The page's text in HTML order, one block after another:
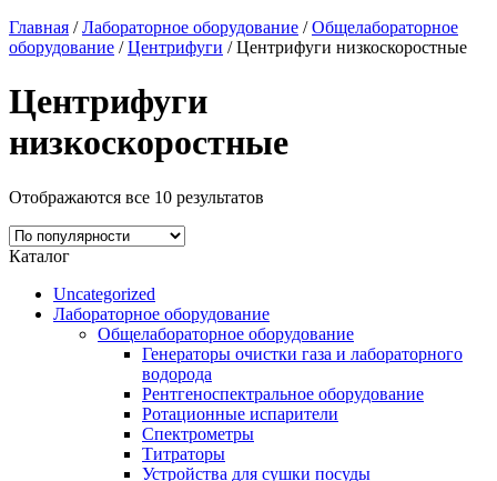
Главная /Лабораторное оборудование /Общелабораторное
оборудование /Центрифуги / Центрифуги низкоскоростные
Центрифуги
низкоскоростные
Отображаются все 10 результатов
Каталог
Uncategorized
Лабораторное оборудование
Общелабораторное оборудование
Генераторы очистки газа и лабораторного
водорода
Рентгеноспектральное оборудование
Ротационные испарители
Спектрометры
Титраторы
Устройства для сушки посуды